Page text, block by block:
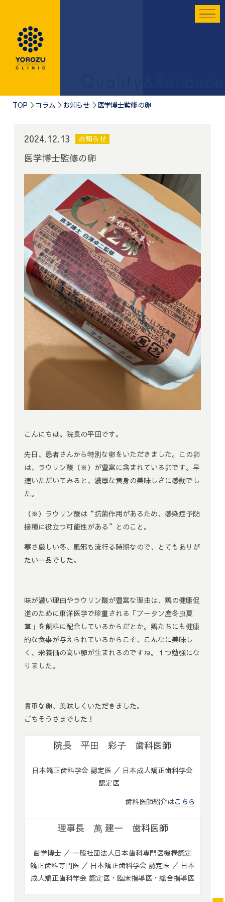
TOP コラム お知らせ 医学博士監修の卵
2024.12.13 お知らせ
医学博士監修の卵
こんにちは。院長の平田です。
先日、患者さんから特別な卵をいただきました。この卵
は、ラウリン酸（※）が豊富に含まれている卵です。早
速いただいてみると、濃厚な黄身の美味しさに感動でし
た。
（※）ラウリン酸は“抗菌作用があるため、感染症予防
接種に役立つ可能性がある”とのこと。
寒さ厳しい冬、風邪も流行る時期なので、とてもありが
たい一品でした。
味が濃い理由やラウリン酸が豊富な理由は、鶏の健康促
進のために東洋医学で珍重される「ブータン産冬虫夏
草」を飼料に配合しているからだとか。鶏たちにも健康
的な食事が与えられているからこそ、こんなに美味し
く、栄養価の高い卵が生まれるのですね。１つ勉強にな
りました。
貴重な卵、美味しくいただきました。
ごちそうさまでした！
院長 平田 彩子 歯科医師
日本矯正歯科学会 認定医 ／ 日本成人矯正歯科学会
認定医
歯科医師紹介はこちら
理事長 萬 建一 歯科医師
歯学博士 ／ 一般社団法人日本歯科専門医機構認定
矯正歯科専門医 ／ 日本矯正歯科学会 認定医 ／ 日本
成人矯正歯科学会 認定医・臨床指導医・総合指導医